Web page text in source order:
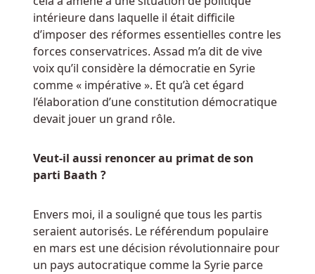
qu'il
existe
différents
styles
jeu.
Roulette
intérieure dans laquelle il était difficile
d’imposer des réformes essentielles contre les
forces conservatrices. Assad m’a dit de vive
voix qu’il considère la démocratie en Syrie
comme « impérative ». Et qu’à cet égard
l’élaboration d’une constitution démocratique
devait jouer un grand rôle.
Veut-il aussi renoncer au primat de son
parti Baath ?
Envers moi, il a souligné que tous les partis
seraient autorisés. Le référendum populaire
en mars est une décision révolutionnaire pour
un pays autocratique comme la Syrie parce